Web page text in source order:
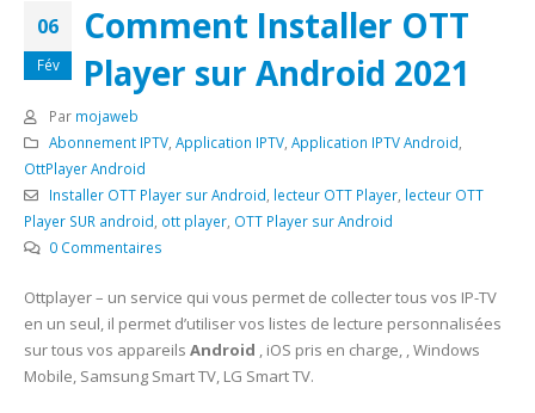
06
Fév
Comment Installer OTT
Player sur Android 2021
Par mojaweb
Abonnement IPTV, Application IPTV, Application IPTV Android
OttPlayer Android
Installer OTT Player sur Android lecteur OTT Player, lecteur OTT
Player SUR android ott player OTT Player sur Android
0 Commentaires
Ottplayer – un service qui vous permet de collecter tous vos IP-TV
en un seul, il permet d’utiliser vos listes de lecture personnalisées
sur tous vos appareils Android , iOS pris en charge, , Windows
Mobile, Samsung Smart TV, LG Smart TV.